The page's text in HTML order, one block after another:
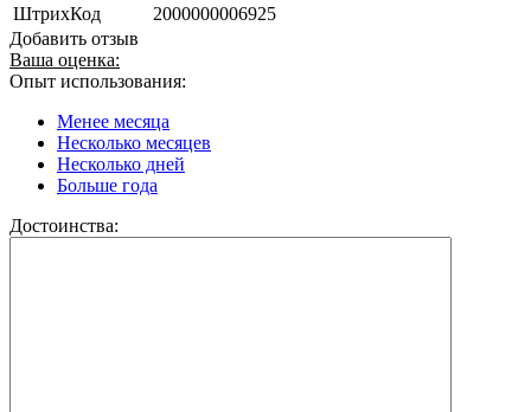
ШтрихКод
2000000006925
Добавить отзыв
Ваша оценка:
Опыт использования:
Менее месяца
Несколько месяцев
Несколько дней
Больше года
Достоинства: